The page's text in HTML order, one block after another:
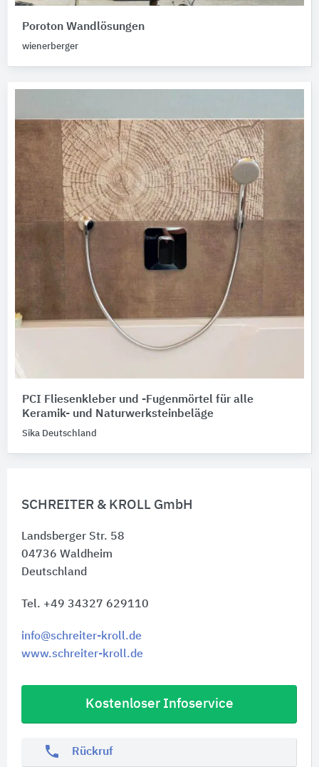
SCHREITER & KROLL GmbH
Landsberger Str. 58
04736 Waldheim
Deutschland
Tel. +49 34327 629110
info@schreiter-kroll.de
www.schreiter-kroll.de
Kostenloser Infoservice
phone Rückruf
Poroton Wandlösungen
wienerberger
PCI Fliesenkleber und -Fugenmörtel für alle
Keramik- und Naturwerksteinbeläge
Sika Deutschland